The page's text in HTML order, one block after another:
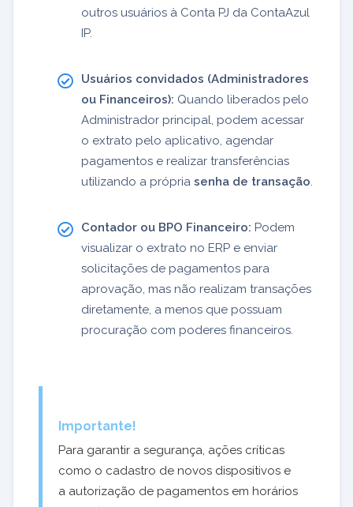
outros usuários à Conta PJ da ContaAzul
IP.
Usuários convidados (Administradores
ou Financeiros): Quando liberados pelo
Administrador principal, podem acessar
o extrato pelo aplicativo, agendar
pagamentos e realizar transferências
utilizando a própria senha de transação.
Contador ou BPO Financeiro: Podem
visualizar o extrato no ERP e enviar
solicitações de pagamentos para
aprovação, mas não realizam transações
diretamente, a menos que possuam
procuração com poderes financeiros.
Importante!
Para garantir a segurança, ações críticas
como o cadastro de novos dispositivos e
a autorização de pagamentos em horários